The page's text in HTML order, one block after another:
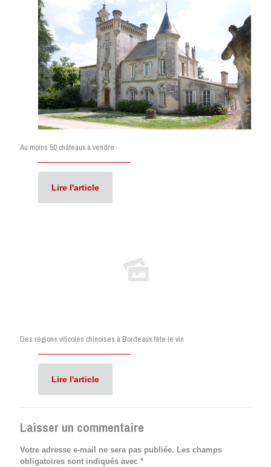
Au moins 50 châteaux à vendre
Lire l'article
Des régions viticoles chinoises à Bordeaux fête le vin
Lire l'article
Laisser un commentaire
Votre adresse e-mail ne sera pas publiée. Les champs
obligatoires sont indiqués avec *